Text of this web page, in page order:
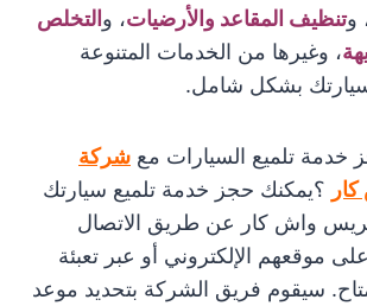
وتنظيف المقاعد والأرضيات، و التخلص
ة، وغيرها من الخدمات المتنوعة
بشكل شامل.
خدمة تلميع السيارات مع شركة
؟يمكنك حجز خدمة تلميع سيارتك
واش كار عن طريق الاتصال
موقعهم الإلكتروني أو عبر تعبئة
سيقوم فريق الشركة بتحديد موعد